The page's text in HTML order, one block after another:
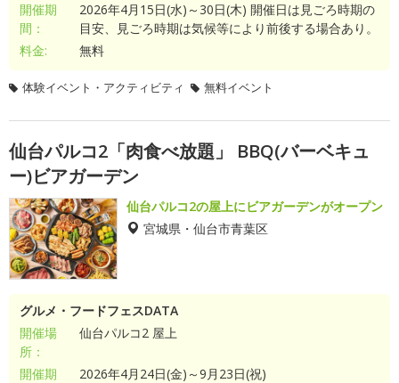
開催期
間：
2026年4月15日(水)～30日(木) 開催日は見ごろ時期の
目安、見ごろ時期は気候等により前後する場合あり。
料金:
無料
体験イベント・アクティビティ 無料イベント
仙台パルコ2「肉食べ放題」 BBQ(バーベキュ
ー)ビアガーデン
仙台パルコ2の屋上にビアガーデンがオープン
宮城県・仙台市青葉区
グルメ・フードフェスDATA
開催場
所：
仙台パルコ2 屋上
開催期
2026年4月24日(金)～9月23日(祝)